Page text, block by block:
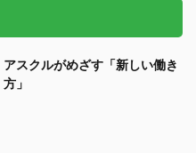
アスクルがめざす「新しい働き
方」